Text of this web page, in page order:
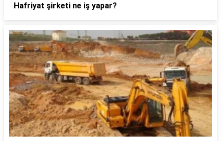
Hafriyat şirketi ne iş yapar?